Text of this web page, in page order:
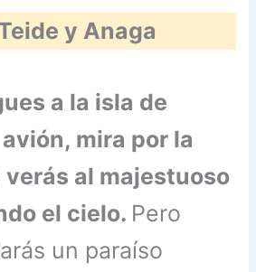
y Anaga
a la isla de
mira por la
al majestuoso
el cielo. Pero
un paraíso